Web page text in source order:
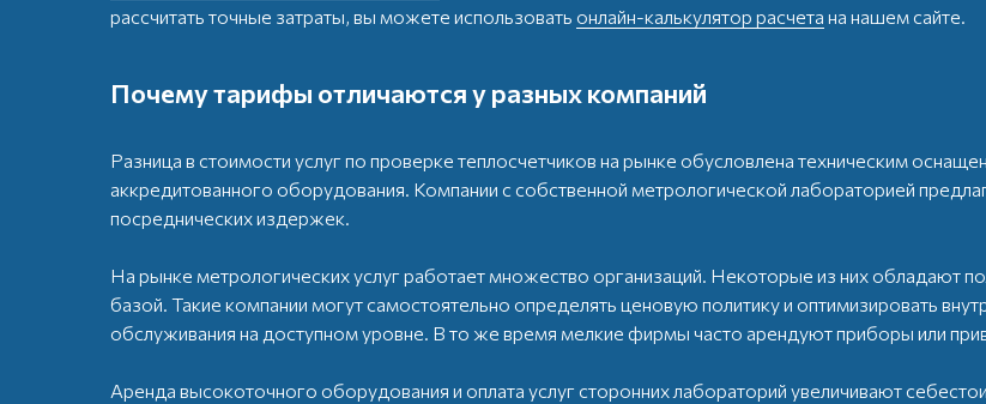
рассчитать точные затраты, вы можете использовать онлайн-калькулятор расчета на нашем сайте.
Почему тарифы отличаются у разных компаний
Разница в стоимости услуг по проверке теплосчетчиков на рынке обусловлена техническим
аккредитованного оборудования. Компании с собственной метрологической лабораторией
посреднических издержек.
На рынке метрологических услуг работает множество организаций. Некоторые из них обладают
базой. Такие компании могут самостоятельно определять ценовую политику и оптимизировать
обслуживания на доступном уровне. В то же время мелкие фирмы часто арендуют приборы или
Аренда высокоточного оборудования и оплата услуг сторонних лабораторий увеличивают